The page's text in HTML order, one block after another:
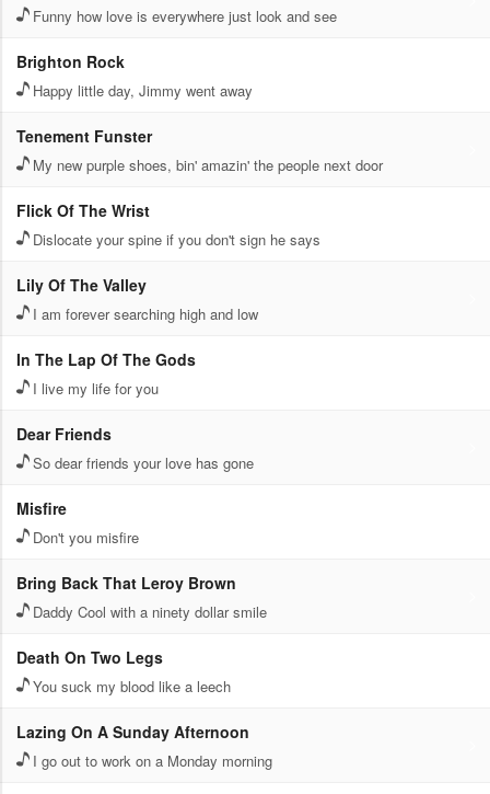
Funny how love is everywhere just look and see
Brighton Rock
Happy little day, Jimmy went away
Tenement Funster
My new purple shoes, bin' amazin' the people next door
Flick Of The Wrist
Dislocate your spine if you don't sign he says
Lily Of The Valley
I am forever searching high and low
In The Lap Of The Gods
I live my life for you
Dear Friends
So dear friends your love has gone
Misfire
Don't you misfire
Bring Back That Leroy Brown
Daddy Cool with a ninety dollar smile
Death On Two Legs
You suck my blood like a leech
Lazing On A Sunday Afternoon
I go out to work on a Monday morning